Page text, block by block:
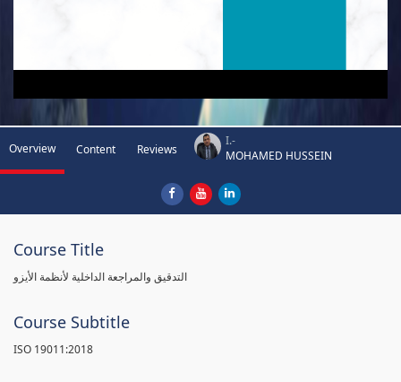
Overview Content Reviews
I.-
MOHAMED HUSSEIN
Course Title
التدقيق والمراجعة الداخلية لأنظمة الأيزو
Course Subtitle
ISO 19011:2018